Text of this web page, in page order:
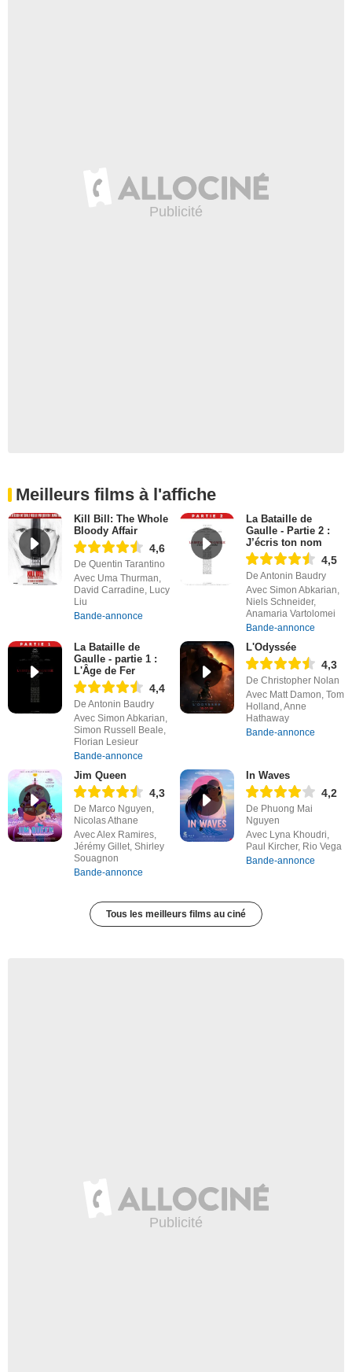
Meilleurs films à l'affiche
Kill Bill: The Whole
Bloody Affair
4,6
De Quentin Tarantino
Avec Uma Thurman,
David Carradine, Lucy
Liu
Bande-annonce
La Bataille de
Gaulle - Partie 2 :
J’écris ton nom
4,5
De Antonin Baudry
Avec Simon Abkarian,
Niels Schneider,
Anamaria Vartolomei
Bande-annonce
La Bataille de
Gaulle - partie 1 :
L'Âge de Fer
4,4
De Antonin Baudry
Avec Simon Abkarian,
Simon Russell Beale,
Florian Lesieur
Bande-annonce
L'Odyssée
4,3
De Christopher Nolan
Avec Matt Damon, Tom
Holland, Anne
Hathaway
Bande-annonce
Jim Queen
4,3
De Marco Nguyen,
Nicolas Athane
Avec Alex Ramires,
Jérémy Gillet, Shirley
Souagnon
Bande-annonce
In Waves
4,2
De Phuong Mai
Nguyen
Avec Lyna Khoudri,
Paul Kircher, Rio Vega
Bande-annonce
Tous les meilleurs films au ciné